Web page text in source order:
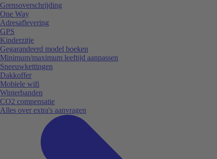
Grensoverschrijding
One Way
Adresaflevering
GPS
Kinderzitje
Gegarandeerd model boeken
Minimum/maximum leeftijd aanpassen
Sneeuwkettingen
Dakkoffer
Mobiele wifi
Winterbanden
CO2 compensatie
Alles over extra's aanvragen